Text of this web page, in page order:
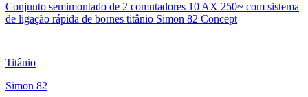
Conjunto semimontado de 2 comutadores 10 AX 250~ com sistema
de ligação rápida de bornes titânio Simon 82 Concept
Titânio
Simon 82